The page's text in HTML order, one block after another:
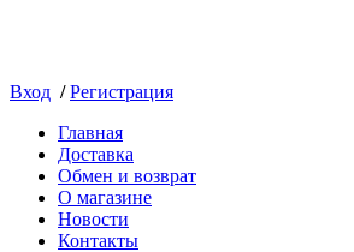
Вход / Регистрация
Главная
Доставка
Обмен и возврат
О магазине
Новости
Контакты